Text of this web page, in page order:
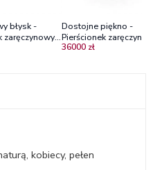
błysk -
zaręczynowy
pallad,
Dostojne piękno -
Pierścionek
palladu z brylantami
36000 zł
kobiecy, pełen